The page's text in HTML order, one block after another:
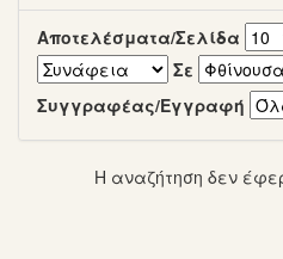
Αποτελέσματα/Σελίδα
Σε
Συγγραφέας/Εγγραφή
Η αναζήτηση δεν